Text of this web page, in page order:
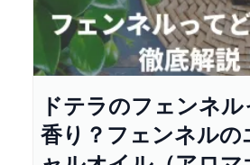
ドテラのフェンネ
香り？フェンネルの